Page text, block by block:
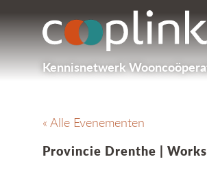
Kennisnetwerk
« Alle Evenementen
Provincie Drenthe |